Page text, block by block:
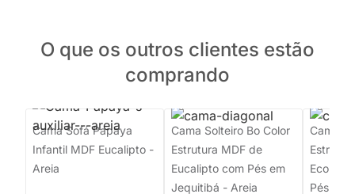
O que os outros clientes estão
comprando
Cama Sofá Papaya
Infantil MDF Eucalipto -
Areia
Cama Solteiro Bo Color
Estrutura MDF de
Eucalipto com Pés em
Jequitibá - Areia
Cama
Pés